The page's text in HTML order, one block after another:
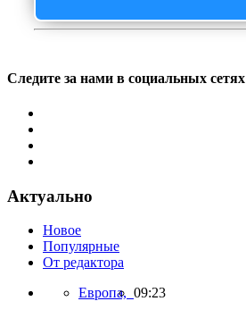
Следите за нами в социальных сетях
Актуально
Новое
Популярные
От редактора
Европа, 09:23